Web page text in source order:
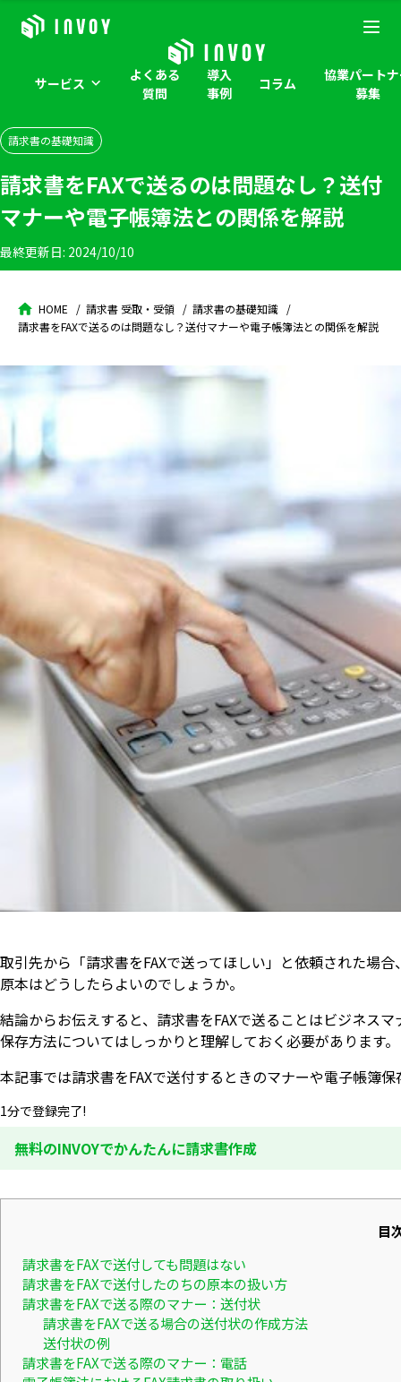
サービス
よくある
質問
導入
事例
コラム
協業パート
募集
請求書の基礎知識
請求書をFAXで送るのは問題なし？送付
マナーや電子帳簿法との関係を解説
最終更新日: 2024/10/10
HOME 請求書 受取・受領
請求書の基礎知識
請求書をFAXで送るのは問題なし？送付マナーや電子帳簿法との関係を解説
取引先から「請求書をFAXで送ってほしい」と依頼された場
原本はどうしたらよいのでしょうか。
結論からお伝えすると、請求書をFAXで送ることはビジネス
保存方法についてはしっかりと理解しておく必要があります。
本記事では請求書をFAXで送付するときのマナーや電子帳簿
1分で登録完了!
無料のINVOYでかんたんに請求書作成
目
請求書をFAXで送付しても問題はない
請求書をFAXで送付したのちの原本の扱い方
請求書をFAXで送る際のマナー：送付状
請求書をFAXで送る場合の送付状の作成方法
送付状の例
請求書をFAXで送る際のマナー：電話